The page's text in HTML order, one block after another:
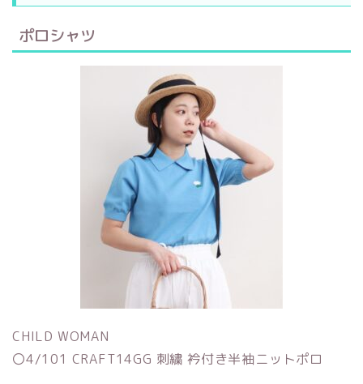
ポロシャツ
CHILD WOMAN
〇4/101 CRAFT14GG 刺繍 衿付き半袖ニットポロ